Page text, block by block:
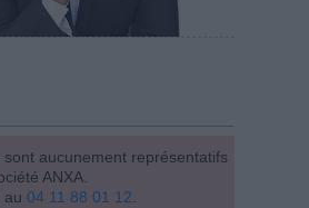
aucunement représentatifs
ANXA.
au 04 11 88 01 12